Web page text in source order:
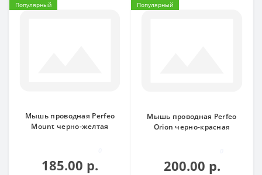
Популярный
Мышь проводная Perfeo
Mount черно-желтая
185.00 р.
Популярный
Мышь проводная Perfeo
Orion черно-красная
200.00 р.